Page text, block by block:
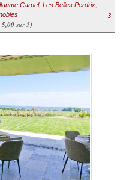
Carpel, Les Belles Perdrix,
5,00sur 5)
3